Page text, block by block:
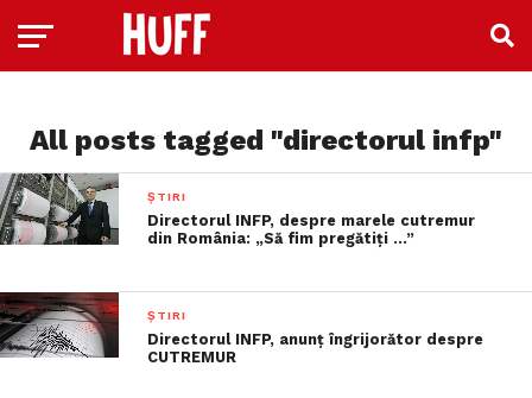
All posts tagged "directorul infp"
ȘTIRI
Directorul INFP, despre marele cutremur
din România: „Să fim pregătiţi …”
ȘTIRI
Directorul INFP, anunţ îngrijorător despre
CUTREMUR